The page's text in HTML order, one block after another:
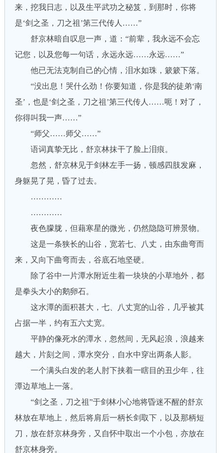
来，挖我日志，以及生平武功之秘笈，到那时，你将
是‘剑之圣，刀之祖’第三代传人……”
舒京林暗自叹息一声，道：“前辈，我永远不会忘
记您，以及您每一句话，永远永远……永远……”
他已无法克制自己的心情，泪水如珠，簌簌下落。
“没出息！哭什么劲！你要知道，你是我的徒弟‘南
圣’，也是‘剑之圣，刀之祖’第三代传人……呃！对了，
你得叫我一声……”
“师父……师父……”
语词真挚无比，舒京林抹干了脸上泪痕。
忽然，舒京林见于剑林左手一扬，顿感四肢发麻，
身躯晃了晃，昏了过去。
…………
…………
夜色朦胧，但藉寒星的微光，仍然隐隐可辨景物。
这是一条狭长的山谷，宽若七、八丈，由东曲弯而
来，又向下曲弯而去，谷底石地坚硬。
除了谷中一片潭水附近生着一块块的小草地外，都
是拳头大小的鹅卵石。
这水潭的面积甚大，七、八丈宽的山谷，几乎被其
占据一半，约有五六丈宽。
平静的像死水的潭水，忽然间，无风起浪，浪越来
越大，片刻之间，潭水突分，自水中穿出两条人影。
一个满头白发的老人肘下挟着一瞎目的丑少年，往
潭边草地上一落。
“剑之圣，刀之祖”于剑林小心地将昏迷不醒的舒京
林放在草地上，然后将肩后一柄长剑取下，以及那柄短
刀，放在舒京林身旁，又自怀中取出一个小包，亦放在
舒京林身旁。